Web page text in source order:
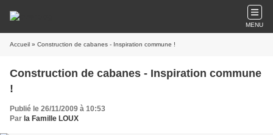
MENU
Accueil » Construction de cabanes - Inspiration commune !
Construction de cabanes - Inspiration commune
!
Publié le 26/11/2009 à 10:53
Par la Famille LOUX